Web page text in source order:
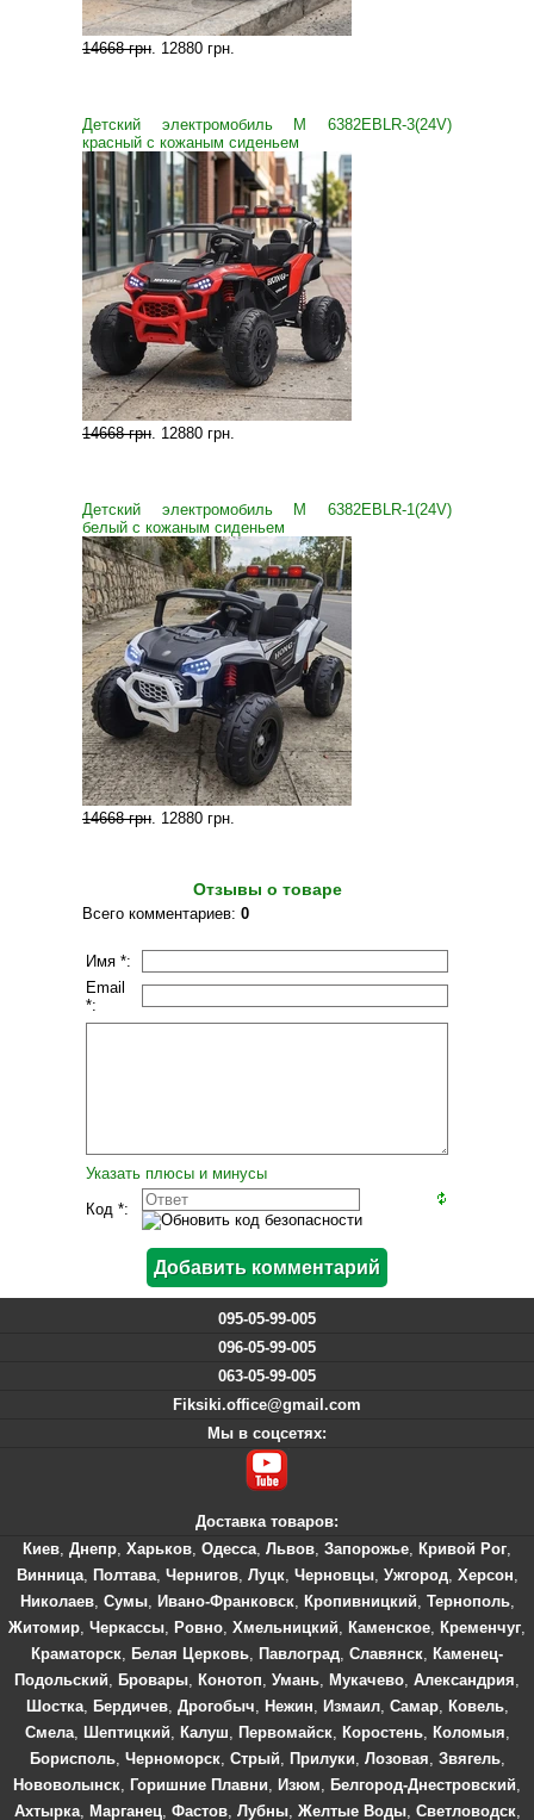
14668 грн. 12880 грн.
Детский электромобиль M 6382EBLR-3(24V)
красный с кожаным сиденьем
14668 грн. 12880 грн.
Детский электромобиль M 6382EBLR-1(24V)
белый с кожаным сиденьем
14668 грн. 12880 грн.
Отзывы о товаре
Всего комментариев: 0
Имя *:
Email
*:
Указать плюсы и минусы
Код *:
095-05-99-005
096-05-99-005
063-05-99-005
Fiksiki.office@gmail.com
Мы в соцсетях:
Доставка товаров:
Киев, Днепр, Харьков, Одесса, Львов, Запорожье, Кривой Рог,
Винница, Полтава, Чернигов, Луцк, Черновцы, Ужгород, Херсон,
Николаев, Сумы, Ивано-Франковск, Кропивницкий, Тернополь,
Житомир, Черкассы, Ровно, Хмельницкий, Каменское, Кременчуг,
Краматорск, Белая Церковь, Павлоград, Славянск, Каменец-
Подольский, Бровары, Конотоп, Умань, Мукачево, Александрия,
Шостка, Бердичев, Дрогобыч, Нежин, Измаил, Самар, Ковель,
Смела, Шептицкий, Калуш, Первомайск, Коростень, Коломыя,
Борисполь, Черноморск, Стрый, Прилуки, Лозовая, Звягель,
Нововолынск, Горишние Плавни, Изюм, Белгород-Днестровский,
Ахтырка, Марганец, Фастов, Лубны, Желтые Воды, Светловодск,